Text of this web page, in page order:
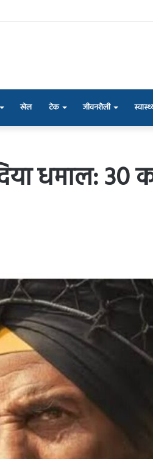
खेल टेक जीवनशैली
धमाल: